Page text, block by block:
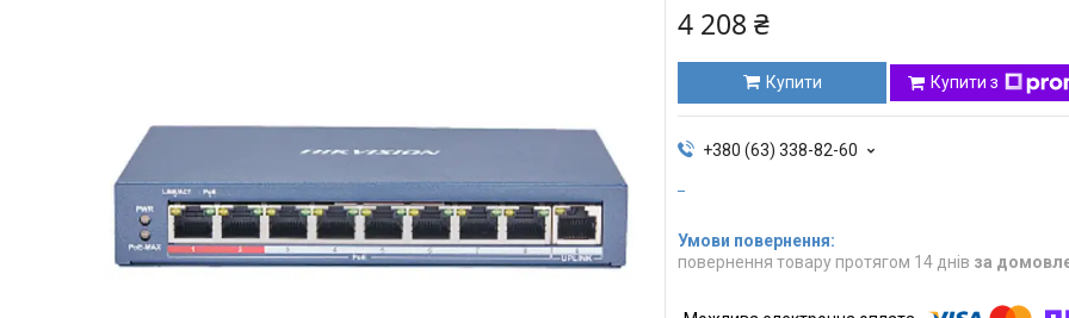
4 208 ₴
Купити Купити з
+380 (63) 338-82-60
повернення товару протягом 14 днів за